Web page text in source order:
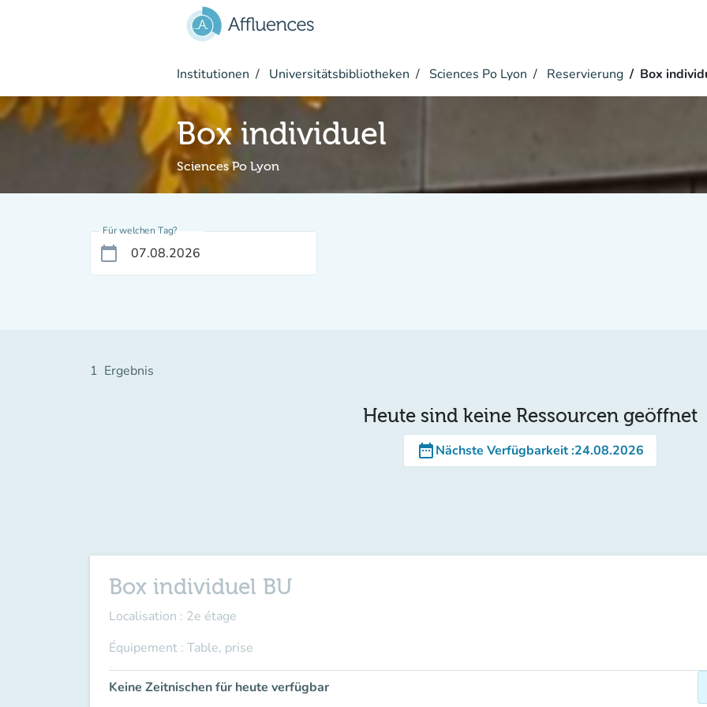
Institutionen Universitätsbibliotheken Sciences Po Lyon Reservierung Box
Box individuel
Sciences Po Lyon
Für welchen Tag?
calendar_today
1 Ergebnis
Heute sind keine Ressourcen geöffnet
date_rangeNächste Verfügbarkeit:24.08.2026
Box individuel BU
Localisation : 2e étage
Équipement : Table, prise
Keine Zeitnischen für heute verfügbar